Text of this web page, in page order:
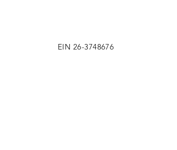
EIN 26-3748676